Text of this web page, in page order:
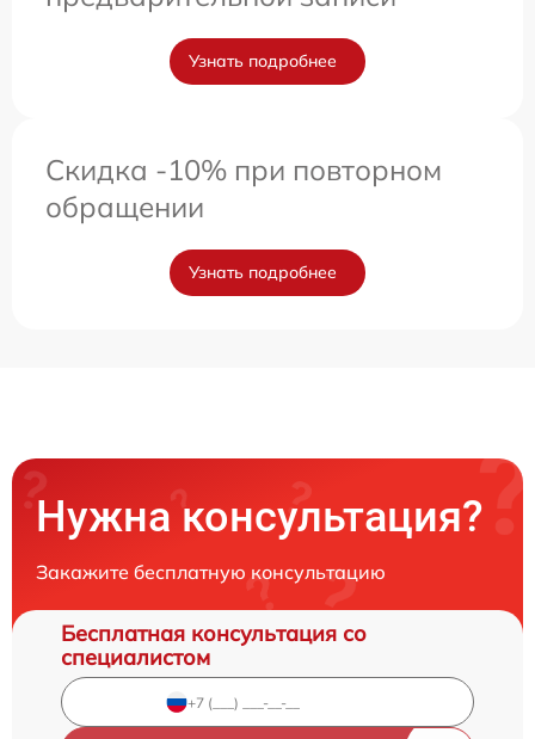
Узнать подробнее
Скидка -10% при повторном
обращении
Узнать подробнее
Нужна консультация?
Закажите бесплатную консультацию
Бесплатная консультация со
специалистом